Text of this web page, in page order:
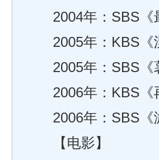
2004年：SBS《
2005年：KBS《
2005年：SBS《
2006年：KBS《
2006年：SBS《
【电影】